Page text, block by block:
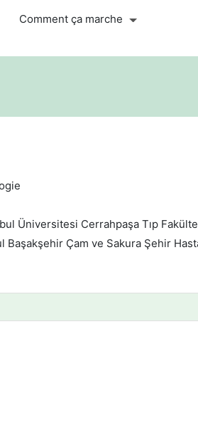
Comment ça marche
Üniversitesi Cerrahpaşa Tıp
Başakşehir Çam ve Sakura Şehir